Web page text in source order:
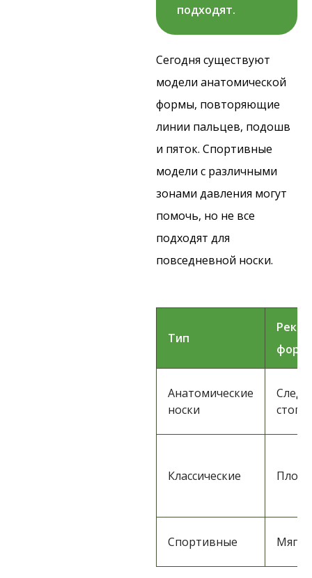
подходят.
Сегодня существуют
модели анатомической
формы, повторяющие
линии пальцев, подошв
и пяток. Спортивные
модели с различными
зонами давления могут
помочь, но не все
подходят для
повседневной носки.
Тип
Анатомические
носки
стопы
Классические
Спортивные